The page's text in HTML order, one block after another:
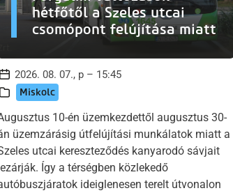
hétfőtől a Szeles utcai
csomópont felújítása miatt
2026. 08. 07., p – 15:45
Miskolc
10-én üzemkezdettől augusztus 30-
üzemzárásig útfelújítási munkálatok miatt a
utcai kereszteződés kanyarodó sávjait
Így a térségben közlekedő
ideiglenesen terelt útvonalon